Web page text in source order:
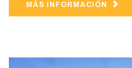
MÁS INFORMACIÓN